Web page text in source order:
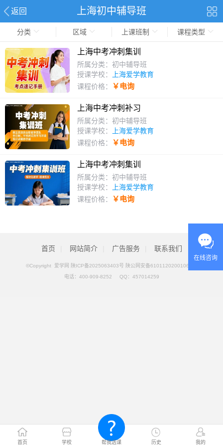
返回 上海初中辅导班
首页 学校 帮我选课 历史 我的
分类 区域 上课班制 课程类型
上海中考冲刺集训
所属分类：初中辅导班
授课学校：
上海爱学教育
课程价格：
￥电询
上海中考冲刺补习
所属分类：初中辅导班
授课学校：
上海爱学教育
课程价格：
￥电询
上海中考冲刺集训
所属分类：初中辅导班
授课学校：
上海爱学教育
课程价格：
￥电询
首页 网站简介 广告服务 联系我们
©Copyright 爱学网
陕ICP备2025063403号 陕公网安备61011202001069号
电话： 400-909-8252 QQ： 457014259
在线咨询